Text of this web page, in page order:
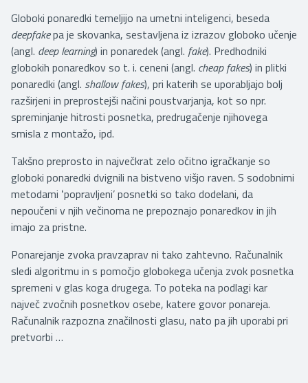
Globoki ponaredki temeljijo na umetni inteligenci, beseda
deepfakepa je skovanka, sestavljena iz izrazov globoko učenje
(angl. deep learning) in ponaredek (angl. fake). Predhodniki
globokih ponaredkov so t. i. ceneni (angl. cheap fakes) in plitki
ponaredki (angl. shallow fakes), pri katerih se uporabljajo bolj
razširjeni in preprostejši načini poustvarjanja, kot so npr.
spreminjanje hitrosti posnetka, predrugačenje njihovega
smisla z montažo, ipd.
Takšno preprosto in največkrat zelo očitno igračkanje so
globoki ponaredki dvignili na bistveno višjo raven. S sodobnimi
metodami ʻpopravljeni’ posnetki so tako dodelani, da
nepoučeni v njih večinoma ne prepoznajo ponaredkov in jih
imajo za pristne.
Ponarejanje zvoka pravzaprav ni tako zahtevno. Računalnik
sledi algoritmu in s pomočjo globokega učenja zvok posnetka
spremeni v glas koga drugega. To poteka na podlagi kar
največ zvočnih posnetkov osebe, katere govor ponareja.
Računalnik razpozna značilnosti glasu, nato pa jih uporabi pri
pretvorbi …